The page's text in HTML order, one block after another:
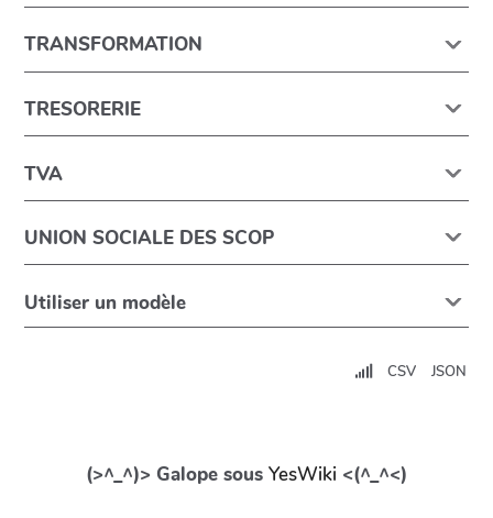
TRANSFORMATION
TRESORERIE
TVA
UNION SOCIALE DES SCOP
Utiliser un modèle
CSV JSON
(>^_^)> Galope sous YesWiki <(^_^<)